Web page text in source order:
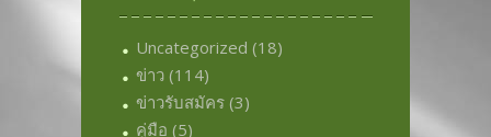
Uncategorized (18)
ข่าว (114)
ข่าวรับสมัคร (3)
คู่มือ (5)